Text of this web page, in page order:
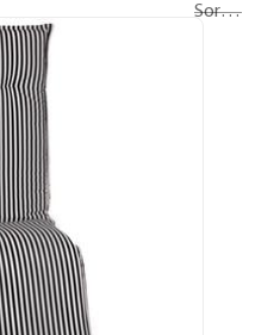
Sortieren nach